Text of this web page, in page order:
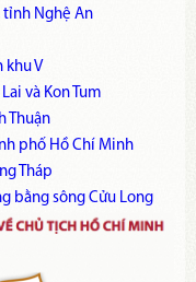
tỉnh Nghệ An
khu V
và Kon Tum
Thuận
phố Hồ Chí Minh
Tháp
bằng sông Cửu Long